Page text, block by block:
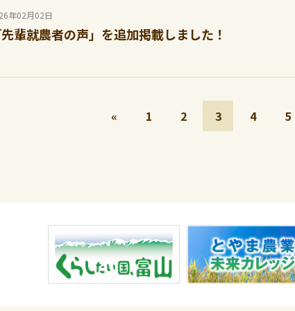
年02月02日
輩就農者の声」を追加掲載しました！
« 1 2 3 4 5